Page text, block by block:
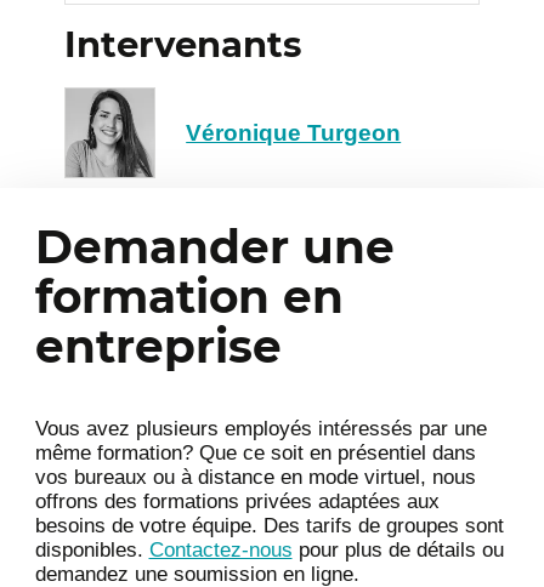
fonctionnalités sont indispensables au
quotidien et quelles contraintes doivent être
prises en compte pour éviter les mauvaises
surprises lors de l’implantation. Cette étape
permet également de cerner les attentes des
un passage incontournable pour
sélectionner un outil qui s’intégrera
harmonieusement dans les pratiques RH.
Cette partie couvre notamment
Les techniques de collecte de besoins
et les outils d’analyse utiles pour
dresser un portrait fidèle de la
situation
Les contraintes propres aux projets de
Intervenants
Véronique Turgeon
Demander une
formation en
entreprise
Vous avez plusieurs employés intéressés par une
même formation? Que ce soit en présentiel dans
vos bureaux ou à distance en mode virtuel, nous
offrons des formations privées adaptées aux
besoins de votre équipe. Des tarifs de groupes sont
disponibles. Contactez-nous pour plus de détails ou
demandez une soumission en ligne.